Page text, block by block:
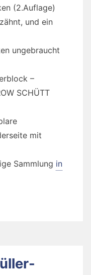
(2.Auflage)
und ein
ungebraucht
–
SCHÜTT
mit
Sammlung in